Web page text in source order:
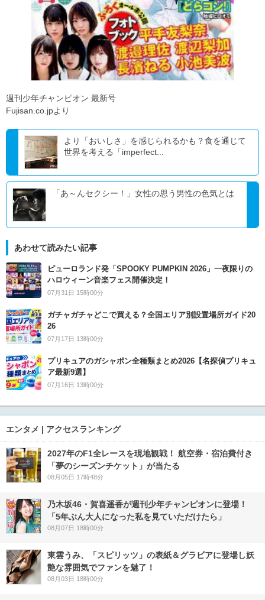
週刊少年チャンピオン 最新号
Fujisan.co.jpより
より「おいしさ」を感じられるかも？食を通じて
世界を考える「imperfect...
「あ～んセクシー！」女性の思う男性の色気とは
あわせて読みたい記事
ピューロランド発「SPOOKY PUMPKIN 2026」一夜限りの
ハロウィーン音楽フェス開催決定！
07月31日 15時00分
ガチャガチャどこで買える？全国エリア別設置場所ガイド20
26
07月17日 13時00分
プリキュアのガシャポン全種類まとめ2026【名探偵プリキュ
ア最新9選】
07月16日 13時00分
エンタメ | アクセスランキング
2027年のF1全レースを現地観戦！ 航空券・宿泊費付き
「夢のシーズンチケット」が当たる
08月05日 17時48分
乃木坂46・賀喜遥香が週刊少年チャンピオンに登場！
「5年ぶん大人になった私を見ていただけたら」
08月07日 18時00分
東雲うみ、「スピリッツ」の表紙＆グラビアに登場し妖
艶な雰囲気でファンを魅了！
08月03日 18時00分